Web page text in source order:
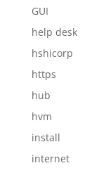
GUI
help desk
hshicorp
https
hub
hvm
install
internet